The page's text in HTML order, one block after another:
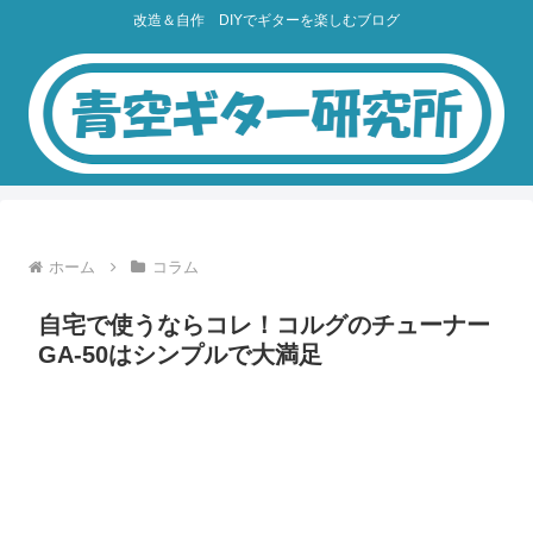
改造＆自作 DIYでギターを楽しむブログ
ホーム コラム
自宅で使うならコレ！コルグのチューナー
GA-50はシンプルで大満足